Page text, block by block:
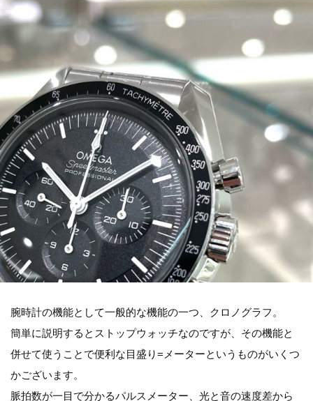
腕時計の機能として一般的な機能の一つ、クロノグラフ。
簡単に説明するとストップウォッチなのですが、その機能と
併せて使うことで便利な目盛り=メーターというものがいくつ
かございます。
脈拍数が一目で分かるパルスメーター、光と音の速度差から